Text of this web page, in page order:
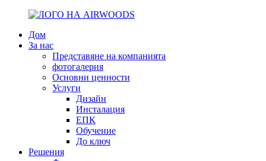
Дом
За нас
Представяне на компанията
фотогалерия
Основни ценности
Услуги
Дизайн
Инсталация
ЕПК
Обучение
До ключ
Решения